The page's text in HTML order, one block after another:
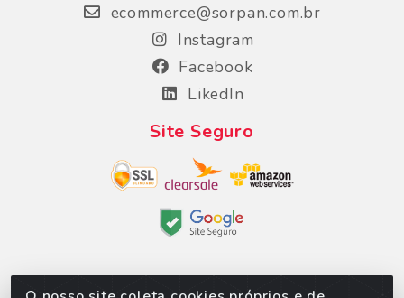
ecommerce@sorpan.com.br
Instagram
Facebook
LikedIn
Site Seguro